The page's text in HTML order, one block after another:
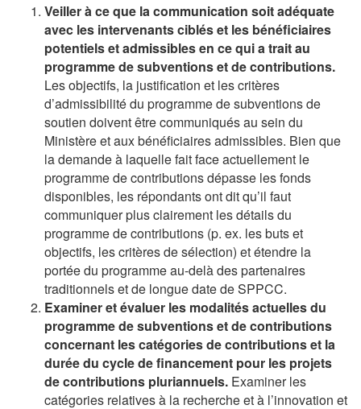
Veiller à ce que la communication soit adéquate
avec les intervenants ciblés et les bénéficiaires
potentiels et admissibles en ce qui a trait au
programme de subventions et de contributions.
Les objectifs, la justification et les critères
d’admissibilité du programme de subventions de
soutien doivent être communiqués au sein du
Ministère et aux bénéficiaires admissibles. Bien que
la demande à laquelle fait face actuellement le
programme de contributions dépasse les fonds
disponibles, les répondants ont dit qu’il faut
communiquer plus clairement les détails du
programme de contributions (p. ex. les buts et
objectifs, les critères de sélection) et étendre la
portée du programme au-delà des partenaires
traditionnels et de longue date de SPPCC.
Examiner et évaluer les modalités actuelles du
programme de subventions et de contributions
concernant les catégories de contributions et la
durée du cycle de financement pour les projets
de contributions pluriannuels. Examiner les
catégories relatives à la recherche et à l’innovation et